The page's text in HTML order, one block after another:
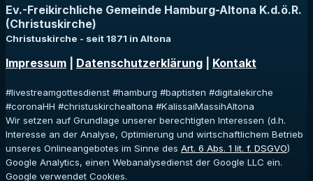
Ev.-Freikirchliche Gemeinde Hamburg-Altona K.d.ö.R.
(Christuskirche)
Christuskirche - seit 1871 in Altona
Impressum Datenschutzerklärung Kontakt
#livestreamgottesdienst #hamburg #baptisten #digitalekirche
#coronaHH #christuskirchealtona #KalissaiMassihAltona
Wir setzen auf Grundlage unserer berechtigten Interessen (d.h.
Interesse an der Analyse, Optimierung und wirtschaftlichem Betrieb
unseres Onlineangebotes im Sinne des Art. 6 Abs. 1 lit. f. DSGVO)
Google Analytics, einen Webanalysedienst der Google LLC ein.
Google verwendet Cookies.